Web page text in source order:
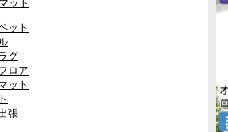
ット
グ
ロア
ット
張